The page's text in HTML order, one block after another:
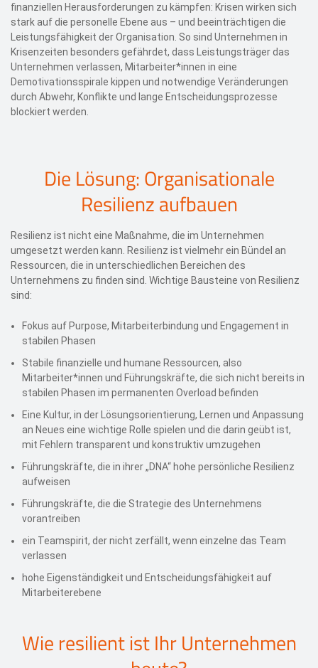
finanziellen Herausforderungen zu kämpfen: Krisen wirken sich
stark auf die personelle Ebene aus – und beeinträchtigen die
Leistungsfähigkeit der Organisation. So sind Unternehmen in
Krisenzeiten besonders gefährdet, dass Leistungsträger das
Unternehmen verlassen, Mitarbeiter*innen in eine
Demotivationsspirale kippen und notwendige Veränderungen
durch Abwehr, Konflikte und lange Entscheidungsprozesse
blockiert werden.
Die Lösung: Organisationale
Resilienz aufbauen
Resilienz ist nicht eine Maßnahme, die im Unternehmen
umgesetzt werden kann. Resilienz ist vielmehr ein Bündel an
Ressourcen, die in unterschiedlichen Bereichen des
Unternehmens zu finden sind. Wichtige Bausteine von Resilienz
sind:
Fokus auf Purpose, Mitarbeiterbindung und Engagement in
stabilen Phasen
Stabile finanzielle und humane Ressourcen, also
Mitarbeiter*innen und Führungskräfte, die sich nicht bereits in
stabilen Phasen im permanenten Overload befinden
Eine Kultur, in der Lösungsorientierung, Lernen und Anpassung
an Neues eine wichtige Rolle spielen und die darin geübt ist,
mit Fehlern transparent und konstruktiv umzugehen
Führungskräfte, die in ihrer „DNA“ hohe persönliche Resilienz
aufweisen
Führungskräfte, die die Strategie des Unternehmens
vorantreiben
ein Teamspirit, der nicht zerfällt, wenn einzelne das Team
verlassen
hohe Eigenständigkeit und Entscheidungsfähigkeit auf
Mitarbeiterebene
Wie resilient ist Ihr Unternehmen